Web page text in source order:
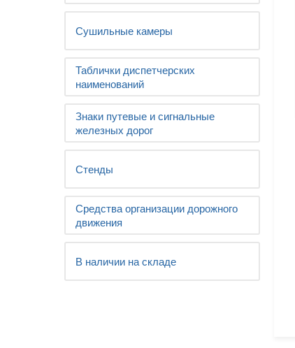
Сушильные камеры
Таблички диспетчерских
наименований
Знаки путевые и сигнальные
железных дорог
Стенды
Средства организации дорожного
движения
В наличии на складе